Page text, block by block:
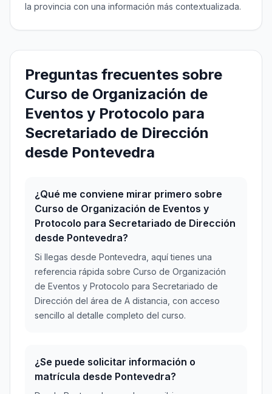
la provincia con una información más contextualizada.
Preguntas frecuentes sobre
Curso de Organización de
Eventos y Protocolo para
Secretariado de Dirección
desde Pontevedra
¿Qué me conviene mirar primero sobre
Curso de Organización de Eventos y
Protocolo para Secretariado de Dirección
desde Pontevedra?
Si llegas desde Pontevedra, aquí tienes una
referencia rápida sobre Curso de Organización
de Eventos y Protocolo para Secretariado de
Dirección del área de A distancia, con acceso
sencillo al detalle completo del curso.
¿Se puede solicitar información o
matrícula desde Pontevedra?